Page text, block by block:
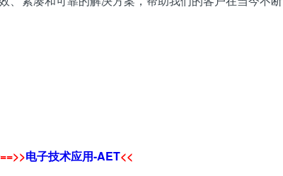
电子技术应用-AET<<